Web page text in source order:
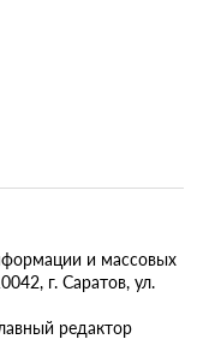
и массовых
г. Саратов, ул.
редактор